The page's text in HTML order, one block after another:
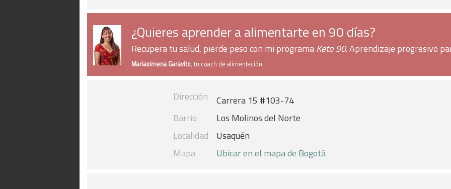
¿Quieres aprender a alimentarte en 90 días?
Recupera tu salud, pierde peso con mi programaKeto 90. Aprendizaje progresivo
Mariaximena Garavito, tu coach de alimentación
Dirección
Carrera 15 #103-74
Barrio
Los Molinos del Norte
Localidad
Usaquén
Mapa
Ubicar en el mapa de Bogotá